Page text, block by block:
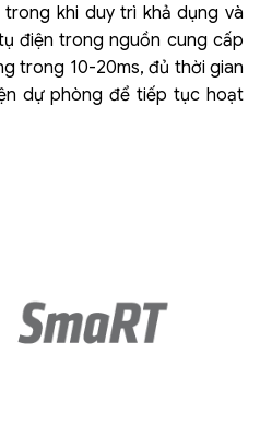
khi duy trì khả dụng và
điện trong nguồn cung cấp
trong 10-20ms, đủ thời gian
dự phòng để tiếp tục hoạt